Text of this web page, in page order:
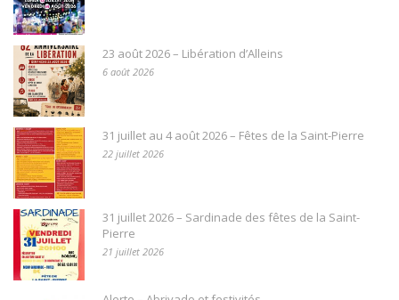
23 août 2026 – Libération d’Alleins
6 août 2026
31 juillet au 4 août 2026 – Fêtes de la Saint-Pierre
22 juillet 2026
31 juillet 2026 – Sardinade des fêtes de la Saint-
Pierre
21 juillet 2026